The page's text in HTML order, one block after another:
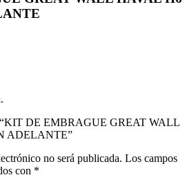
“KIT DE EMBRAGUE GREAT WALL
ADELANTE”
no será publicada. Los campos
con *